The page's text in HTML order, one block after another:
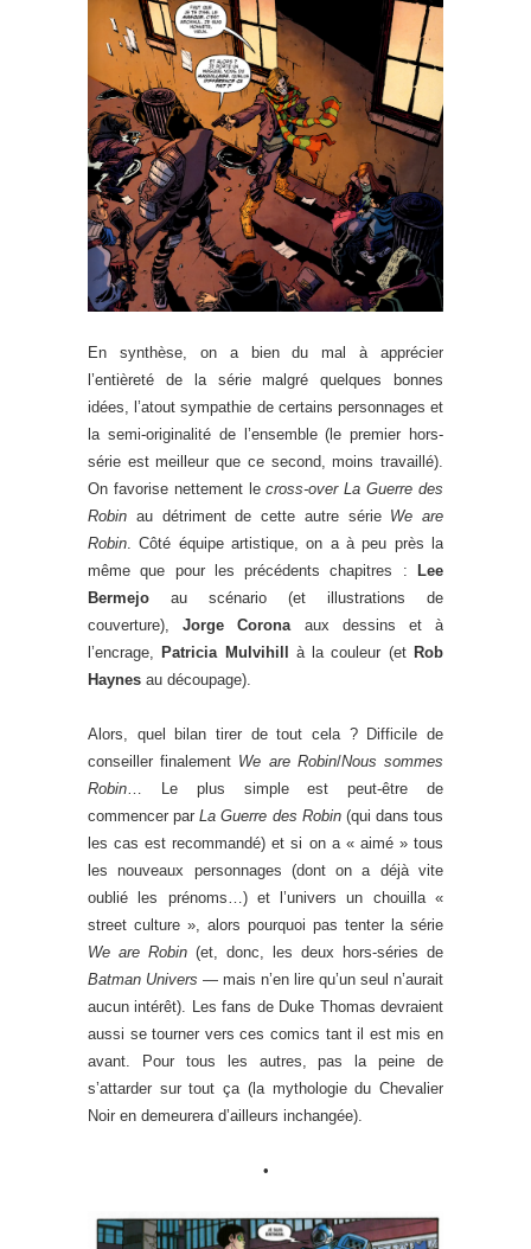
En synthèse, on a bien du mal à apprécier
l’entièreté de la série malgré quelques bonnes
idées, l’atout sympathie de certains personnages et
la semi-originalité de l’ensemble (le premier hors-
série est meilleur que ce second, moins travaillé).
On favorise nettement lecross-over La Guerre des
Robin au détriment de cette autre série We are
Robin . Côté équipe artistique, on a à peu près la
même que pour les précédents chapitres : Lee
Bermejo au scénario (et illustrations de
couverture),Jorge Corona aux dessins et à
l’encrage,Patricia Mulvihill à la couleur (etRob
Haynes au découpage).
Alors, quel bilan tirer de tout cela ? Difficile de
conseiller finalement We are Robin/Nous sommes
Robin … Le plus simple est peut-être de
commencer parLa Guerre des Robin(qui dans tous
les cas est recommandé) et si on a « aimé » tous
les nouveaux personnages (dont on a déjà vite
oublié les prénoms…) et l’univers un chouilla «
street culture », alors pourquoi pas tenter la série
We are Robin (et, donc, les deux hors-séries de
Batman Univers — mais n’en lire qu’un seul n’aurait
aucun intérêt). Les fans de Duke Thomas devraient
aussi se tourner vers ces comics tant il est mis en
avant. Pour tous les autres, pas la peine de
s’attarder sur tout ça (la mythologie du Chevalier
Noir en demeurera d’ailleurs inchangée).
•